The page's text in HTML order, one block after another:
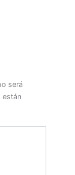
será
están